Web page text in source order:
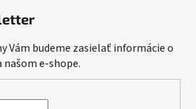
Vám budeme zasielať informácie o
e-shope.